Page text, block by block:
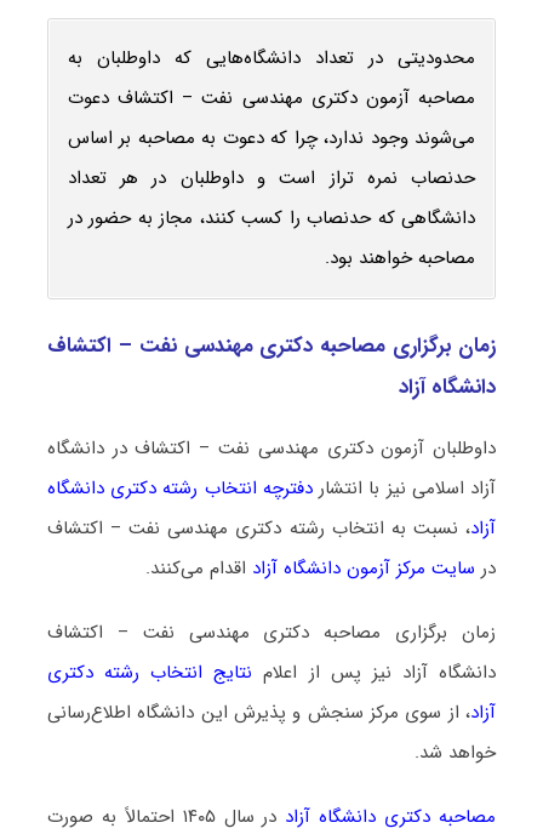
محدودیتی در تعداد دانشگاه‌هایی که داوطلبان به
مصاحبه آزمون دکتری مهندسی نفت – اکتشاف دعوت
می‌شوند وجود ندارد، چرا که دعوت به مصاحبه بر اساس
حدنصاب نمره تراز است و داوطلبان در هر تعداد
دانشگاهی که حدنصاب را کسب کنند، مجاز به حضور در
مصاحبه خواهند بود.
زمان برگزاری مصاحبه دکتری مهندسی نفت – اکتشاف
دانشگاه آزاد
داوطلبان آزمون دکتری مهندسی نفت – اکتشاف در دانشگاه
آزاد اسلامی نیز با انتشاردفترچه انتخاب رشته دکتری دانشگاه
آزاد، نسبت به انتخاب رشته دکتری مهندسی نفت – اکتشاف
در سایت مرکز آزمون دانشگاه آزاد اقدام می‌کنند.
زمان برگزاری مصاحبه دکتری مهندسی نفت – اکتشاف
دانشگاه آزاد نیز پس از اعلام نتایج انتخاب رشته دکتری
آزاد، از سوی مرکز سنجش و پذیرش این دانشگاه اطلاع‌رسانی
خواهد شد.
مصاحبه دکتری دانشگاه آزاد
در سال ۱۴۰۵ احتمالاً به صورت